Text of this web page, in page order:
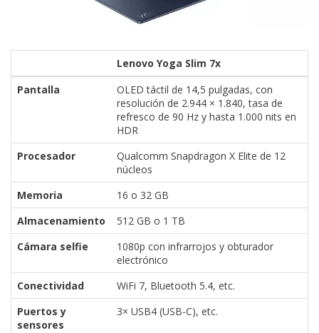
Lenovo Yoga Slim 7x
Pantalla
OLED táctil de 14,5 pulgadas, con
resolución de 2.944 × 1.840, tasa de
refresco de 90 Hz y hasta 1.000 nits en
HDR
Procesador
Qualcomm Snapdragon X Elite de 12
núcleos
Memoria
16 o 32 GB
Almacenamiento
512 GB o 1 TB
Cámara selfie
1080p con infrarrojos y obturador
electrónico
Conectividad
WiFi 7, Bluetooth 5.4, etc.
Puertos y
sensores
3× USB4 (USB-C), etc.